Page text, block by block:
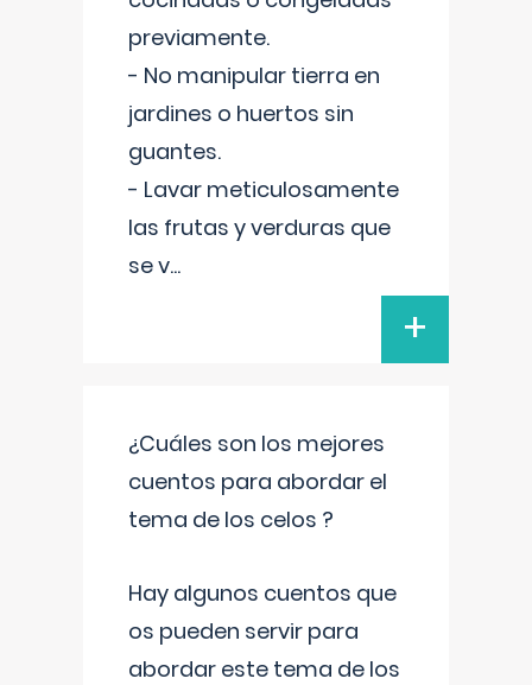
previamente.
- No manipular tierra en
jardines o huertos sin
guantes.
- Lavar meticulosamente
las frutas y verduras que
se v...
+
¿Cuáles son los mejores
cuentos para abordar el
tema de los celos ?
Hay algunos cuentos que
os pueden servir para
abordar este tema de los